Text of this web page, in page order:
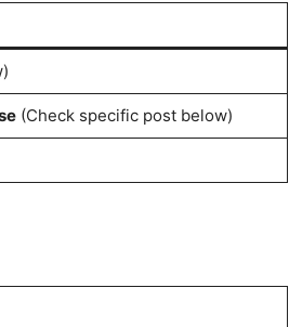
(Check specific post below)